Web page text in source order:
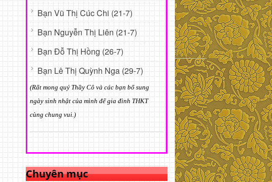
Bạn Vũ Thị Cúc Chi (21-7)
Bạn Nguyễn Thị Liên (21-7)
Bạn Đỗ Thị Hồng (26-7)
Bạn Lê Thị Quỳnh Nga (29-7)
(Rất mong quý Thầy Cô và các bạn bổ sung
ngày sinh nhật của mình để gia đình THKT
cùng chung vui.)
Chuyên mục